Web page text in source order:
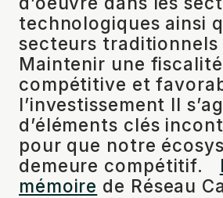
technologiques ainsi
secteurs traditionnels
Maintenir une fiscalité
compétitive et
l’investissement Il
d’éléments clés
pour que notre
demeure compétitif.
mémoire de Réseau